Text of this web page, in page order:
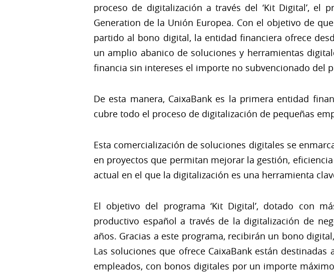
proceso de digitalización a través del ‘Kit Digital’, el
Generation de la Unión Europea. Con el objetivo de
partido al bono digital, la entidad financiera ofrece
un amplio abanico de soluciones y herramientas
financia sin intereses el importe no subvencionado del
De esta manera, CaixaBank es la primera entidad
cubre todo el proceso de digitalización de pequeñas
Esta comercialización de soluciones digitales se
en proyectos que permitan mejorar la gestión,
actual en el que la digitalización es una herramienta
El objetivo del programa ‘Kit Digital’, dotado con
productivo español a través de la digitalización de
años. Gracias a este programa, recibirán un bono
Las soluciones que ofrece CaixaBank están
empleados, con bonos digitales por un importe